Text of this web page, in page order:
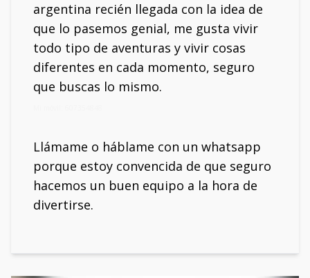
argentina recién llegada con la idea de
que lo pasemos genial, me gusta vivir
todo tipo de aventuras y vivir cosas
diferentes en cada momento, seguro
que buscas lo mismo.
Llámame o háblame con un whatsapp
porque estoy convencida de que seguro
hacemos un buen equipo a la hora de
divertirse.